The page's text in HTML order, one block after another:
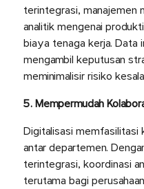
terintegrasi, manajemen
analitik mengenai
biaya tenaga kerja. Data
mengambil keputusan
meminimalisir risiko
5. Mempermudah
Digitalisasi memfasilitasi
antar departemen.
terintegrasi, koordinasi
terutama bagi